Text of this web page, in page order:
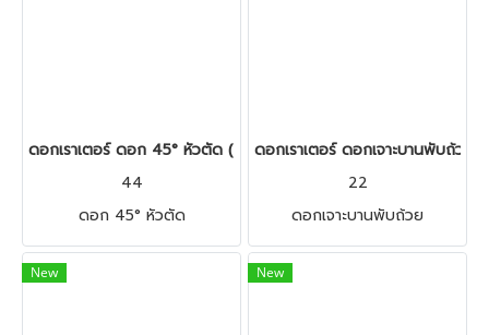
ดอกเราเตอร์ ดอก 45° หัวตัด (44 ,45 ,46)
44
ดอก 45° หัวตัด
ดอกเราเตอร์ ดอกเจาะบานพับถ้วย
22
ดอกเจาะบานพับถ้วย
New New